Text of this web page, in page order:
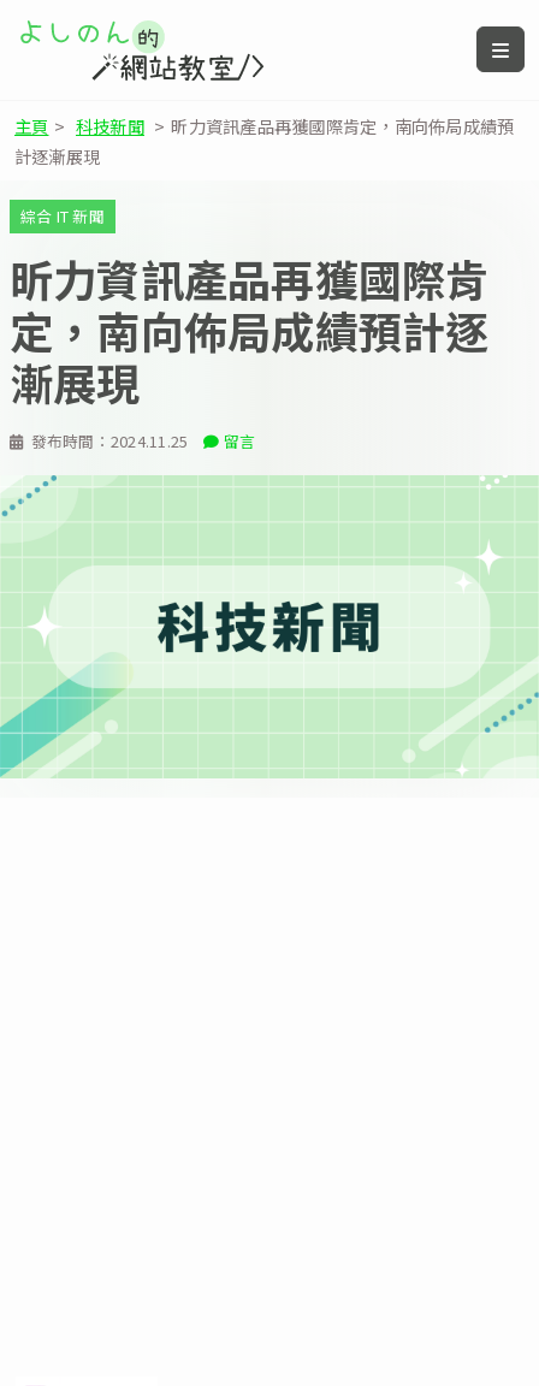
主頁 > 科技新聞 > 昕力資訊產品再獲國際肯定，南向佈局成績預
計逐漸展現
發布時間： 2024.11.25 留言
綜合 IT 新聞
昕力資訊產品再獲國際肯
定，南向佈局成績預計逐
漸展現